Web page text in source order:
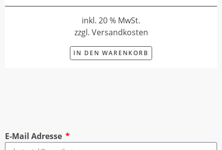
inkl. 20 % MwSt.
zzgl. Versandkosten
IN DEN WARENKORB
E-Mail Adresse